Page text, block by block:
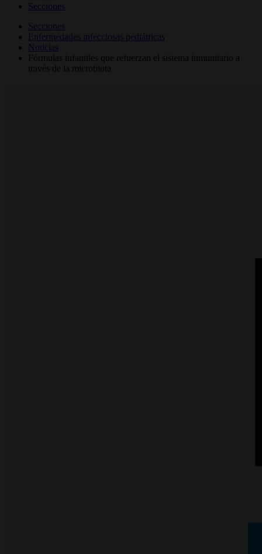
Secciones
Secciones
Enfermedades infecciosas pediátricas
Noticias
Fórmulas infantiles que refuerzan el sistema inmunitario a
través de la microbiota